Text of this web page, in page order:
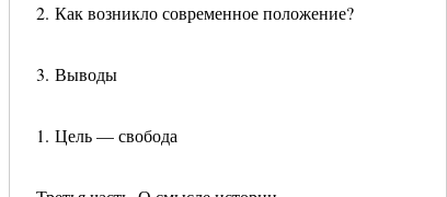
2. Как возникло современное положение?
3. Выводы
1. Цель — свобода